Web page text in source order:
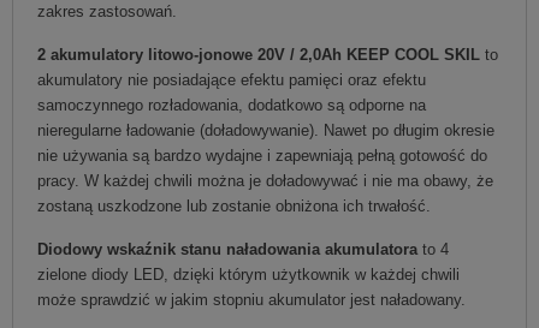
zakres zastosowań.
2 akumulatory litowo-jonowe 20V / 2,0Ah KEEP COOL SKIL to
akumulatory nie posiadające efektu pamięci oraz efektu
samoczynnego rozładowania, dodatkowo są odporne na
nieregularne ładowanie (doładowywanie). Nawet po długim okresie
nie używania są bardzo wydajne i zapewniają pełną gotowość do
pracy. W każdej chwili można je doładowywać i nie ma obawy, że
zostaną uszkodzone lub zostanie obniżona ich trwałość.
Diodowy wskaźnik stanu naładowania akumulatora to 4
zielone diody LED, dzięki którym użytkownik w każdej chwili
może sprawdzić w jakim stopniu akumulator jest naładowany.